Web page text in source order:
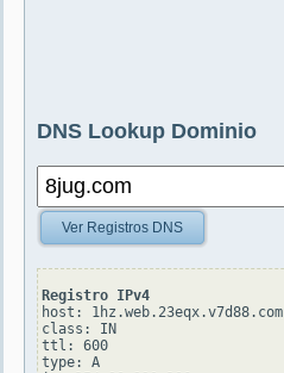
DNS Lookup Dominio
Ver Registros DNS
Registro IPv4
host: 1hz.web.23eqx.v7d88.com
class: IN
ttl: 600
type: A